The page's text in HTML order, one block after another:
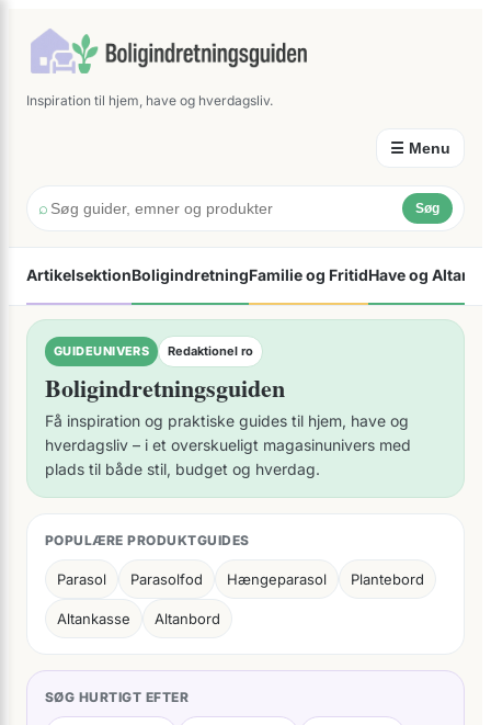
indhold
⌕ Søg
Inspiration til hjem, have og hverdagsliv.
☰ Menu
ArtikelsektionBoligindretningFamilie og FritidHave og Altan
GUIDEUNIVERS Redaktionel ro
Boligindretningsguiden
Få inspiration og praktiske guides til hjem, have og
hverdagsliv – i et overskueligt magasinunivers med
plads til både stil, budget og hverdag.
POPULÆRE PRODUKTGUIDES
Parasol Parasolfod Hængeparasol Plantebord
Altankasse Altanbord
SØG HURTIGT EFTER